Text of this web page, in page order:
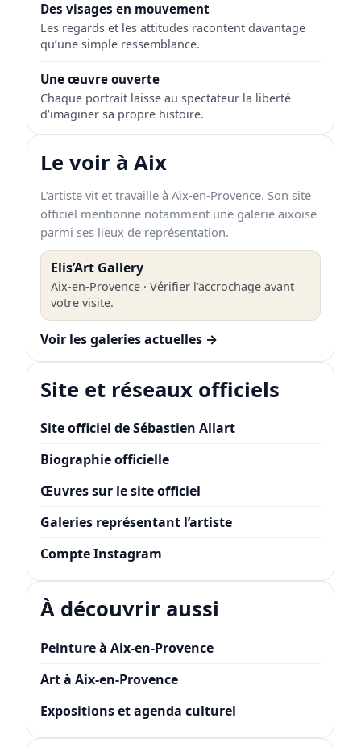
Des visages en mouvement
Les regards et les attitudes racontent davantage
qu’une simple ressemblance.
Une œuvre ouverte
Chaque portrait laisse au spectateur la liberté
d’imaginer sa propre histoire.
Le voir à Aix
L’artiste vit et travaille à Aix-en-Provence. Son site
officiel mentionne notamment une galerie aixoise
parmi ses lieux de représentation.
Elis’Art Gallery
Aix-en-Provence · Vérifier l’accrochage avant
votre visite.
Voir les galeries actuelles →
Site et réseaux officiels
Site officiel de Sébastien Allart
Biographie officielle
Œuvres sur le site officiel
Galeries représentant l’artiste
Compte Instagram
À découvrir aussi
Peinture à Aix-en-Provence
Art à Aix-en-Provence
Expositions et agenda culturel